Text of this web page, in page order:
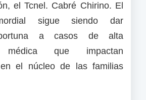
el Tcnel. Cabré Chirino. El
sigue siendo dar
a casos de alta
médica que impactan
en el núcleo de las familias